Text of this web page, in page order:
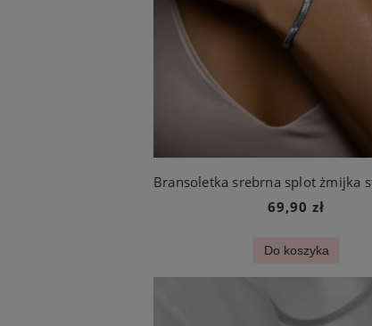
69,90 zł
Do koszyka